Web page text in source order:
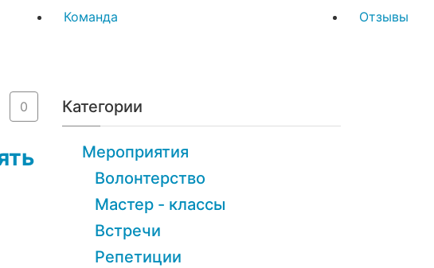
Команда Отзывы
0 Категории
Мероприятия
Волонтерство
Мастер - классы
Встречи
Репетиции